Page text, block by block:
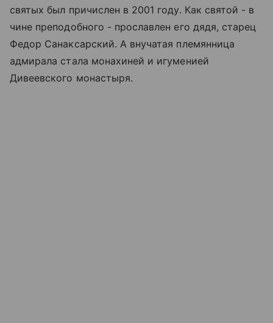
святых был причислен в 2001 году. Как святой - в
чине преподобного - прославлен его дядя, старец
Федор Санаксарский. А внучатая племянница
адмирала стала монахиней и игуменией
Дивеевского монастыря.